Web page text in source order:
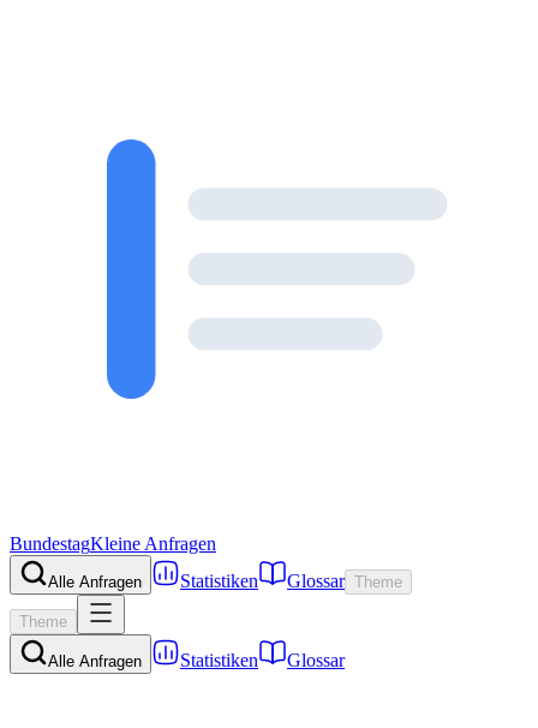
BundestagKleine Anfragen
Alle Anfragen Statistiken Glossar Theme
Theme
Alle Anfragen Statistiken Glossar